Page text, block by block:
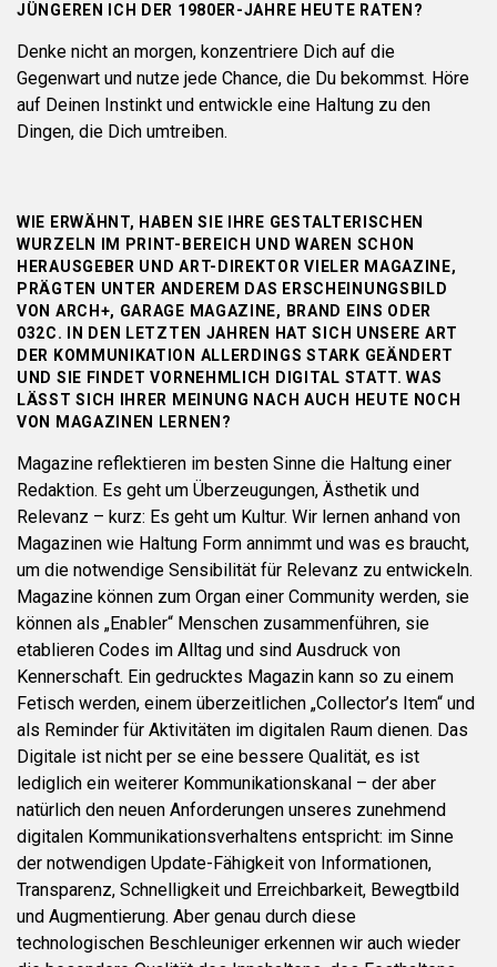
JÜNGEREN ICH DER 1980ER-JAHRE HEUTE RATEN?
Denke nicht an morgen, konzentriere Dich auf die
Gegenwart und nutze jede Chance, die Du bekommst. Höre
auf Deinen Instinkt und entwickle eine Haltung zu den
Dingen, die Dich umtreiben.
WIE ERWÄHNT, HABEN SIE IHRE GESTALTERISCHEN
WURZELN IM PRINT-BEREICH UND WAREN SCHON
HERAUSGEBER UND ART-DIREKTOR VIELER MAGAZINE,
PRÄGTEN UNTER ANDEREM DAS ERSCHEINUNGSBILD
VON ARCH+, GARAGE MAGAZINE, BRAND EINS ODER
032C. IN DEN LETZTEN JAHREN HAT SICH UNSERE ART
DER KOMMUNIKATION ALLERDINGS STARK GEÄNDERT
UND SIE FINDET VORNEHMLICH DIGITAL STATT. WAS
LÄSST SICH IHRER MEINUNG NACH AUCH HEUTE NOCH
VON MAGAZINEN LERNEN?
Magazine reflektieren im besten Sinne die Haltung einer
Redaktion. Es geht um Überzeugungen, Ästhetik und
Relevanz – kurz: Es geht um Kultur. Wir lernen anhand von
Magazinen wie Haltung Form annimmt und was es braucht,
um die notwendige Sensibilität für Relevanz zu entwickeln.
Magazine können zum Organ einer Community werden, sie
können als „Enabler“ Menschen zusammenführen, sie
etablieren Codes im Alltag und sind Ausdruck von
Kennerschaft. Ein gedrucktes Magazin kann so zu einem
Fetisch werden, einem überzeitlichen „Collector’s Item“ und
als Reminder für Aktivitäten im digitalen Raum dienen. Das
Digitale ist nicht per se eine bessere Qualität, es ist
lediglich ein weiterer Kommunikationskanal – der aber
natürlich den neuen Anforderungen unseres zunehmend
digitalen Kommunikationsverhaltens entspricht: im Sinne
der notwendigen Update-Fähigkeit von Informationen,
Transparenz, Schnelligkeit und Erreichbarkeit, Bewegtbild
und Augmentierung. Aber genau durch diese
technologischen Beschleuniger erkennen wir auch wieder